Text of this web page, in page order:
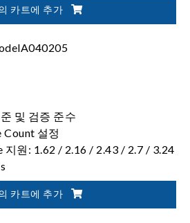
카트에 추가
및 검증 준수
Count 설정
지원: 1.62 / 2.16 / 2.43 / 2.7 / 3.24
emphasis 파라미터 값을 수동 /
능카트에 추가